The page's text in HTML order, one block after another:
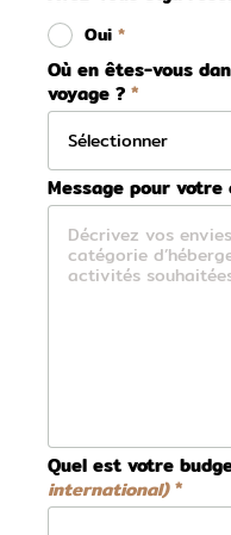
Oui
Où en êtes-vous
voyage ?
Message pour votre
Quel est votre
international)